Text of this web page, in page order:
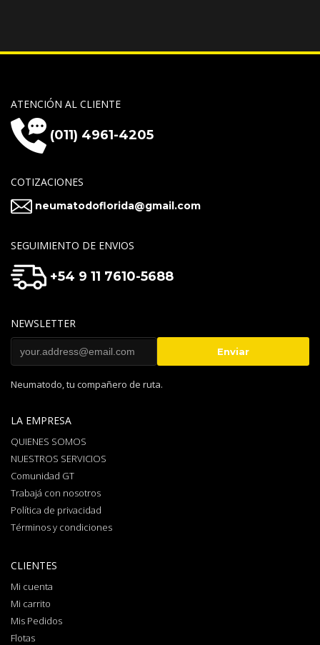
ATENCIÓN AL CLIENTE
(011) 4961-4205
COTIZACIONES
neumatodoflorida@gmail.com
SEGUIMIENTO DE ENVIOS
+54 9 11 7610-5688
NEWSLETTER
Neumatodo, tu compañero de ruta.
LA EMPRESA
QUIENES SOMOS
NUESTROS SERVICIOS
Comunidad GT
Trabajá con nosotros
Política de privacidad
Términos y condiciones
CLIENTES
Mi cuenta
Mi carrito
Mis Pedidos
Flotas